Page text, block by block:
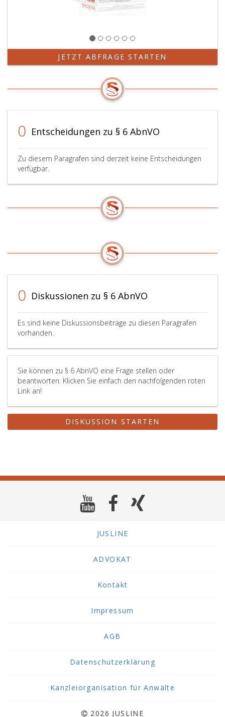
JETZT ABFRAGE STARTEN
0 Entscheidungen zu § 6 AbnVO
Zu diesem Paragrafen sind derzeit keine Entscheidungen
verfügbar.
0 Diskussionen zu § 6 AbnVO
Es sind keine Diskussionsbeiträge zu diesen Paragrafen
vorhanden.
Sie können zu § 6 AbnVO eine Frage stellen oder
beantworten. Klicken Sie einfach den nachfolgenden roten
Link an!
DISKUSSION STARTEN
JUSLINE
ADVOKAT
Kontakt
Impressum
AGB
Datenschutzerklärung
Kanzleiorganisation für Anwälte
2026 JUSLINE